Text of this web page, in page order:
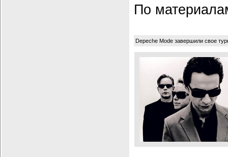
По
Depeche Mode завершили свое